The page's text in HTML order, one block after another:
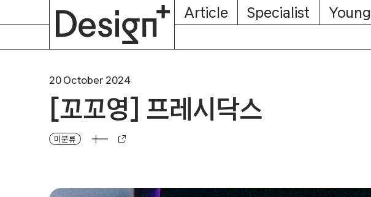
Article Specialist Young
20 October 2024
[꼬꼬영] 프레시닥스
미분류
About
Subscription
Magazine